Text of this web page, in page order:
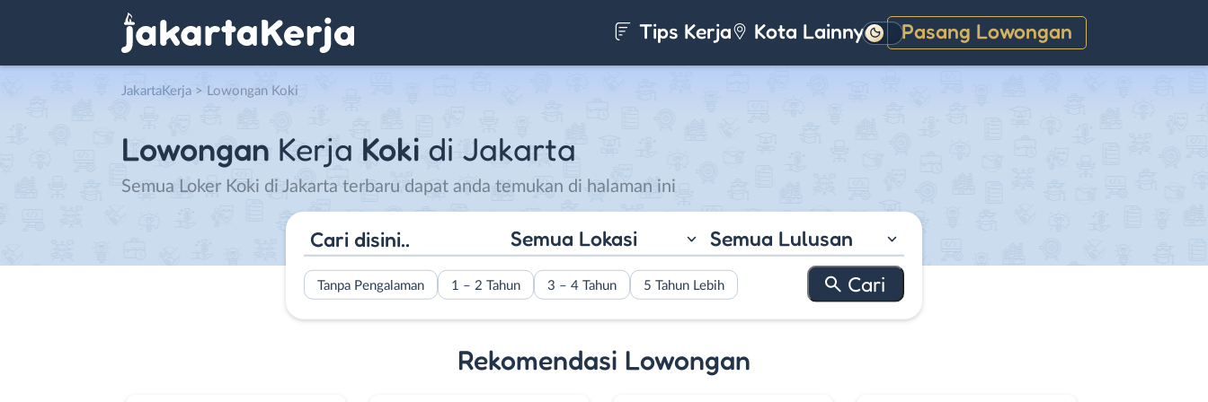
Tips Kerja Kota Lainnya Pasang Lowongan
Gelap
JakartaKerja > Lowongan Koki
Lowongan Kerja Koki di Jakarta
Semua Loker Koki di Jakarta terbaru dapat anda temukan di halaman ini
Semua Lokasi Semua Lulusan
Tanpa Pengalaman 1 – 2 Tahun 3 – 4 Tahun 5 Tahun Lebih
Rekomendasi Lowongan